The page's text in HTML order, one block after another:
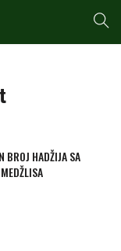
BROJ HADŽIJA SA